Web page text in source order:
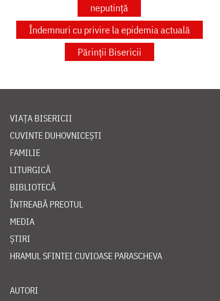
neputință
Îndemnuri cu privire la epidemia actuală
Părinții Bisericii
VIAȚA BISERICII
CUVINTE DUHOVNICEȘTI
FAMILIE
LITURGICĂ
BIBLIOTECĂ
ÎNTREABĂ PREOTUL
MEDIA
ȘTIRI
HRAMUL SFINTEI CUVIOASE PARASCHEVA
AUTORI